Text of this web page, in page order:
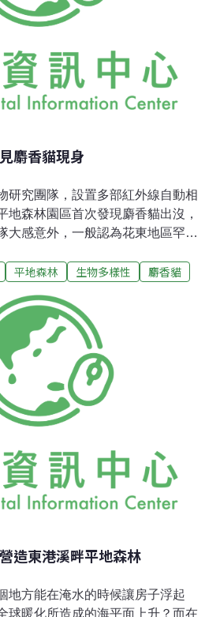
也將復刻此工法。「林後四林平地
公司屏東區處之
麝香貓現身
研究團隊，設置多部紅外線自動相
地森林園區首次發現麝香貓出沒，
大感意外，一般認為花東地區罕有
香貓屬於靈貓科，為台灣特有亞
始闊葉林為主要棲息環境，數量稀
前依據野生動物保育法列為珍貴稀
出現紀錄以北部低海拔山區為主，
有發現。林試所森林保護組研究員
農大富平地森林園區為國內大面積
史已有12年，園區多處樹冠鬱閉成
）年開始在大農大富平地森林園區
點皆為高芒草混雜灌木及短草的環
究人員陳一銘表示，一般
平地森林 生物多樣性 麝香貓
造東港溪畔平地森林
地方能在淹水的時候讓房子浮起
球暖化所造成的海平面上升？而在